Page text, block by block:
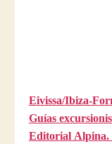
Eivissa/Ibiza-
Guías
Editorial